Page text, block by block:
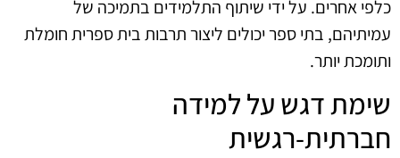
כלפי אחרים. על ידי שיתוף התלמידים בתמיכה של
עמיתיהם, בתי ספר יכולים ליצור תרבות בית ספרית חומלת
ותומכת יותר.
שימת דגש על למידה
חברתית-רגשית